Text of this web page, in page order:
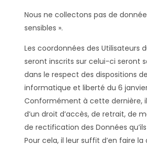
Nous ne collectons pas de
sensibles ».
Les coordonnées des Utilisateurs
seront inscrits sur celui-ci seront
dans le respect des dispositions
informatique et liberté du 6 janvier
Conformément à cette dernière,
d’un droit d’accès, de retrait, de
de rectification des Données
Pour cela, il leur suffit d’en faire